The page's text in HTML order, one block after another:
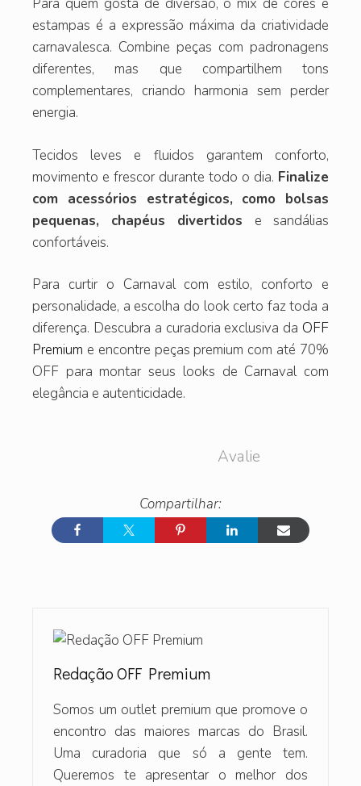
estampas é a expressão máxima da criatividade
carnavalesca. Combine peças com padronagens
diferentes, mas que compartilhem tons
complementares, criando harmonia sem perder
energia.
Tecidos leves e fluidos garantem conforto,
movimento e frescor durante todo o dia. Finalize
com acessórios estratégicos, como bolsas
pequenas, chapéus divertidos e sandálias
confortáveis.
Para curtir o Carnaval com estilo, conforto e
personalidade, a escolha do look certo faz toda a
diferença. Descubra a curadoria exclusiva da OFF
Premium e encontre peças premium com até 70%
OFF para montar seus looks de Carnaval com
elegância e autenticidade.
Avalie
Redação OFF Premium
Somos um outlet premium que promove o
encontro das maiores marcas do Brasil.
Uma curadoria que só a gente tem.
Queremos te apresentar o melhor dos